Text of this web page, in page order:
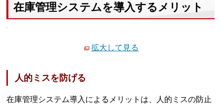
在庫管理システムを導入するメリット
拡大して見る
人的ミスを防げる
在庫管理システム導入によるメリットは、人的ミスの防止